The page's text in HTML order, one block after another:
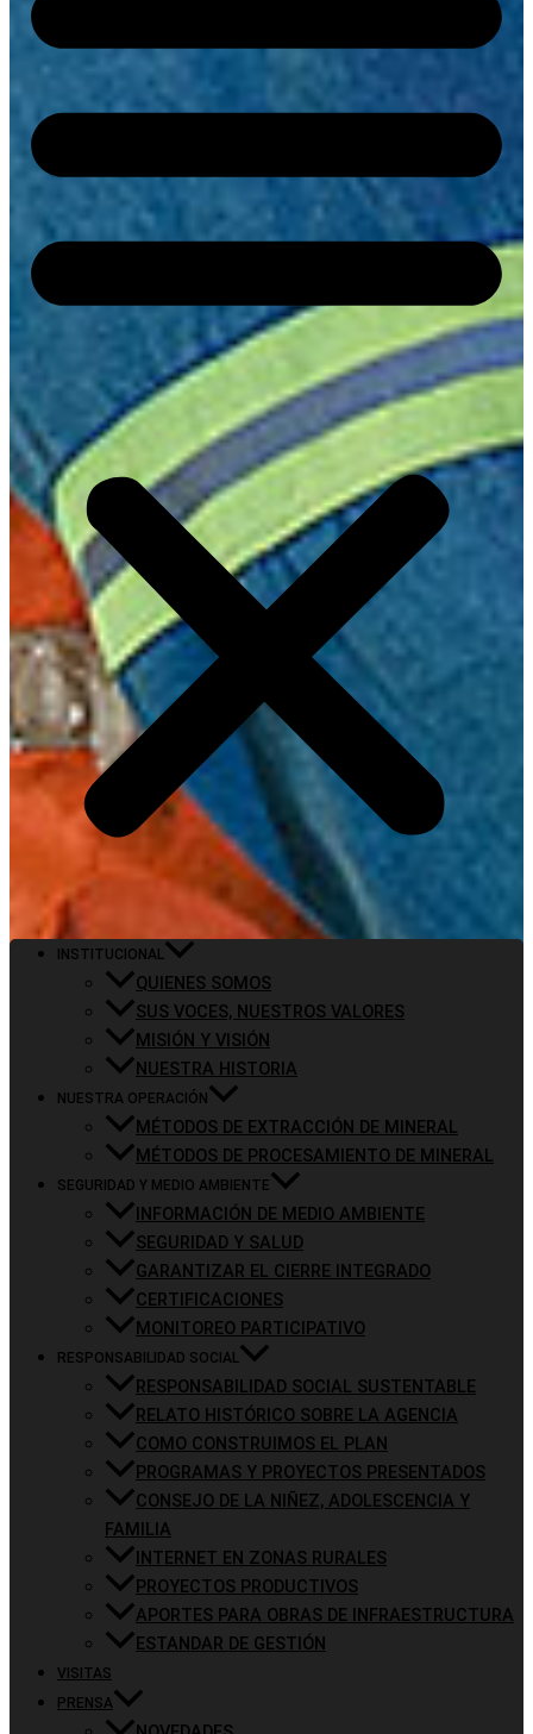
INSTITUCIONAL
QUIENES SOMOS
SUS VOCES, NUESTROS VALORES
MISIÓN Y VISIÓN
NUESTRA HISTORIA
NUESTRA OPERACIÓN
MÉTODOS DE EXTRACCIÓN DE MINERAL
MÉTODOS DE PROCESAMIENTO DE MINERAL
SEGURIDAD Y MEDIO AMBIENTE
INFORMACIÓN DE MEDIO AMBIENTE
SEGURIDAD Y SALUD
GARANTIZAR EL CIERRE INTEGRADO
CERTIFICACIONES
MONITOREO PARTICIPATIVO
RESPONSABILIDAD SOCIAL
RESPONSABILIDAD SOCIAL SUSTENTABLE
RELATO HISTÓRICO SOBRE LA AGENCIA
COMO CONSTRUIMOS EL PLAN
PROGRAMAS Y PROYECTOS PRESENTADOS
CONSEJO DE LA NIÑEZ, ADOLESCENCIA Y
FAMILIA
INTERNET EN ZONAS RURALES
PROYECTOS PRODUCTIVOS
APORTES PARA OBRAS DE INFRAESTRUCTURA
ESTANDAR DE GESTIÓN
VISITAS
PRENSA